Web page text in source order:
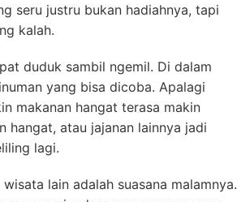
seru justru bukan hadiahnya, tapi
kalah.
duduk sambil ngemil. Di dalam
yang bisa dicoba. Apalagi
makanan hangat terasa makin
hangat, atau jajanan lainnya jadi
lagi.
lain adalah suasana malamnya.